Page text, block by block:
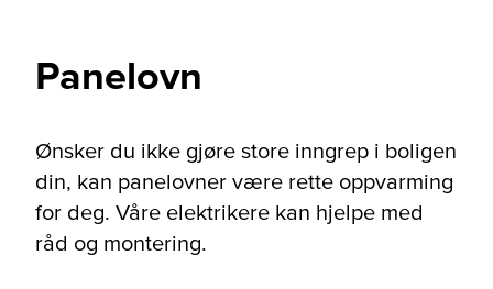
Panelovn
Ønsker du ikke gjøre store inngrep i boligen
din, kan panelovner være rette oppvarming
for deg. Våre elektrikere kan hjelpe med
råd og montering.